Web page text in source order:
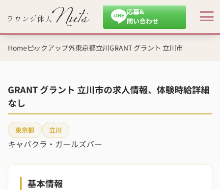
応募&
問い合わせ
Homeピックアップ外東京都立川GRANT グラント 立川市
GRANT グラント 立川市の求人情報、体験時給詳細
なし
東京都 立川
キャバクラ・ガールズバー
基本情報